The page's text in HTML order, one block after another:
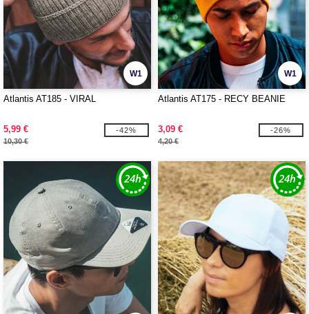
W1
Atlantis AT185 - VIRAL
5,99 €
10,30 €
-42%
W1
Atlantis AT175 - RECY BEANIE
3,09 €
4,20 €
-26%